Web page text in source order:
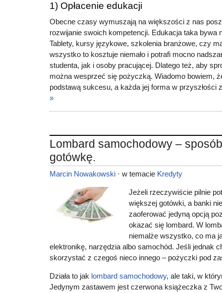
1) Opłacenie edukacji
Obecne czasy wymuszają na większości z nas
rozwijanie swoich kompetencji. Edukacja taka bywa
Tablety, kursy językowe, szkolenia branżowe, czy
wszystko to kosztuje niemało i potrafi mocno
studenta, jak i osoby pracującej. Dlatego też, aby
można wesprzeć się pożyczką. Wiadomo bowiem,
podstawą sukcesu, a każda jej forma w przyszłości
»
Lombard samochodowy –
gotówkę.
Marcin Nowakowski · w temacie Kredyty
Jeżeli rzeczywiście pilnie
większej gotówki, a banki
zaoferować jedyną opcją
okazać się lombard. W
niemalże wszystko, co ma
elektronikę, narzędzia albo samochód. Jeśli jednak
skorzystać z czegoś nieco innego – pożyczki pod
Działa to jak lombard samochodowy, ale taki, w
Jedynym zastawem jest czerwona książeczka z